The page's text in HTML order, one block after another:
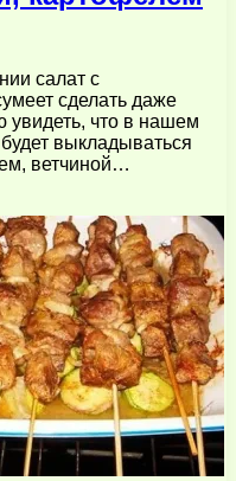
салат с
сделать даже
увидеть, что в нашем
выкладываться
ветчиной…